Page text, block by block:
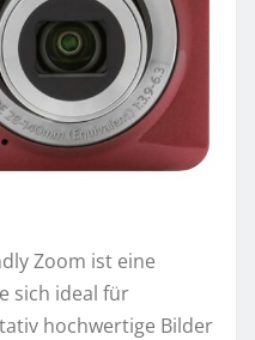
Zoom ist eine
sich ideal für
hochwertige Bilder